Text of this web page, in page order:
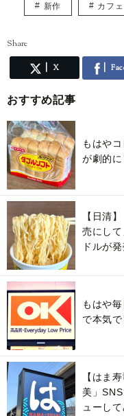
新作 カフェ
Share
X
おすすめ記事
もはや
が劇的
【日清
売にし
ドルが発
もはや
で本気
【はま
美」
ューし